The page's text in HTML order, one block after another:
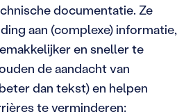
documentatie. Ze
aan (complexe) informatie,
en sneller te
de aandacht van
dan tekst) en helpen
te verminderen: